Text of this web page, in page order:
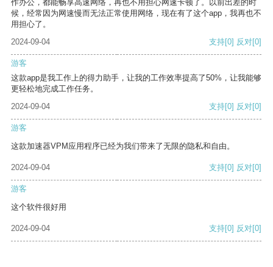
作办公，都能畅享高速网络，再也不用担心网速卡顿了。以前出差的时
候，经常因为网速慢而无法正常使用网络，现在有了这个app，我再也不
用担心了。
2024-09-04
支持[0] 反对[0]
游客
这款app是我工作上的得力助手，让我的工作效率提高了50%，让我能够
更轻松地完成工作任务。
2024-09-04
支持[0] 反对[0]
游客
这款加速器VPM应用程序已经为我们带来了无限的隐私和自由。
2024-09-04 支持[0] 反对[0]
游客
这个软件很好用
2024-09-04 支持[0] 反对[0]